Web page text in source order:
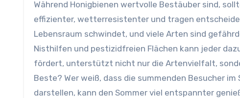
Während Honigbienen wertvolle Bestäuber sind,
effizienter, wetterresistenter und tragen
Lebensraum schwindet, und viele Arten sind
Nisthilfen und pestizidfreien Flächen kann jeder
fördert, unterstützt nicht nur die Artenvielfalt,
Beste? Wer weiß, dass die summenden Besucher
darstellen, kann den Sommer viel entspannter